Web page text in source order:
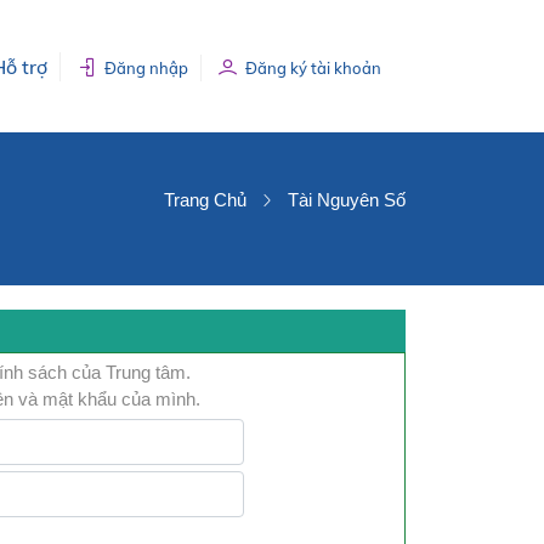
trợ Đăng nhập Đăng ký tài khoản
Trang Chủ Tài Nguyên Số
sách của Trung tâm.
và mật khẩu của mình.